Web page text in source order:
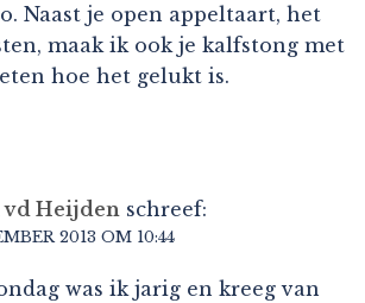
Naast je open appeltaart, het
maak ik ook je kalfstong met
hoe het gelukt is.
vd Heijden schreef:
2013 OM 10:44
was ik jarig en kreeg van